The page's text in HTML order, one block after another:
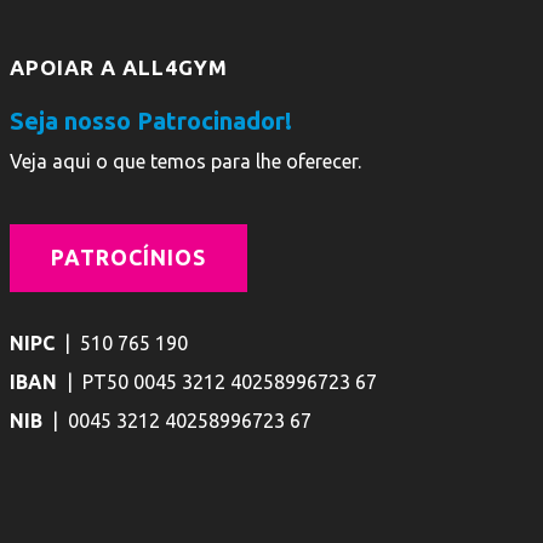
APOIAR A ALL4GYM
Seja nosso Patrocinador!
Veja aqui o que temos para lhe oferecer.
PATROCÍNIOS
NIPC | 510 765 190
IBAN | PT50 0045 3212 40258996723 67
NIB
| 0045 3212 40258996723 67